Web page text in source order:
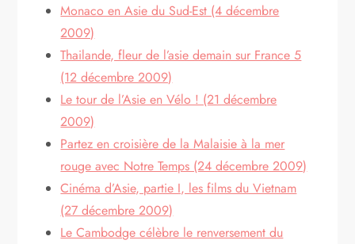
Monaco en Asie du Sud-Est (4 décembre
2009)
Thailande, fleur de l’asie demain sur France 5
(12 décembre 2009)
Le tour de l’Asie en Vélo ! (21 décembre
2009)
Partez en croisière de la Malaisie à la mer
rouge avec Notre Temps (24 décembre 2009)
Cinéma d’Asie, partie I, les films du Vietnam
(27 décembre 2009)
Le Cambodge célèbre le renversement du